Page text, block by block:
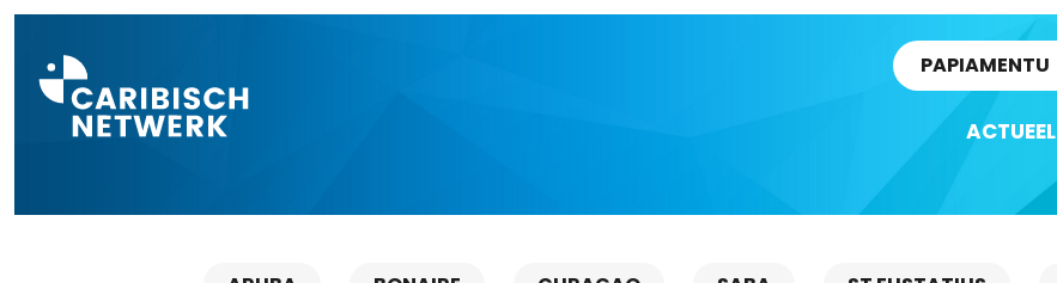
PAPIAMENTU
ACTUEEL